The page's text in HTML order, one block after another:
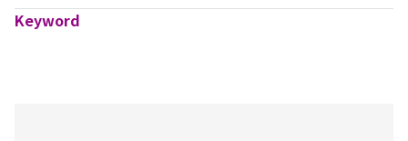
Keyword